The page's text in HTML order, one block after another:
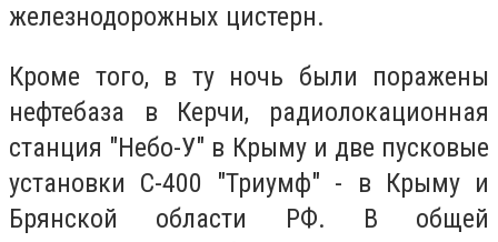
железнодорожных цистерн.
Кроме того, в ту ночь были поражены
нефтебаза в Керчи, радиолокационная
станция "Небо-У" в Крыму и две пусковые
установки С-400 "Триумф" - в Крыму и
Брянской области РФ. В общей